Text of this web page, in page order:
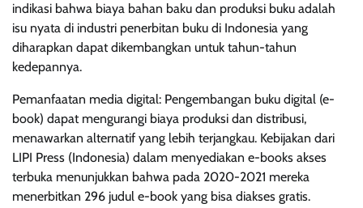
indikasi bahwa biaya bahan baku dan produksi buku adalah
isu nyata di industri penerbitan buku di Indonesia yang
diharapkan dapat dikembangkan untuk tahun-tahun
kedepannya.
Pemanfaatan media digital: Pengembangan buku digital (e-
book) dapat mengurangi biaya produksi dan distribusi,
menawarkan alternatif yang lebih terjangkau. Kebijakan dari
LIPI Press (Indonesia) dalam menyediakan e-books akses
terbuka menunjukkan bahwa pada 2020-2021 mereka
menerbitkan 296 judul e-book yang bisa diakses gratis.